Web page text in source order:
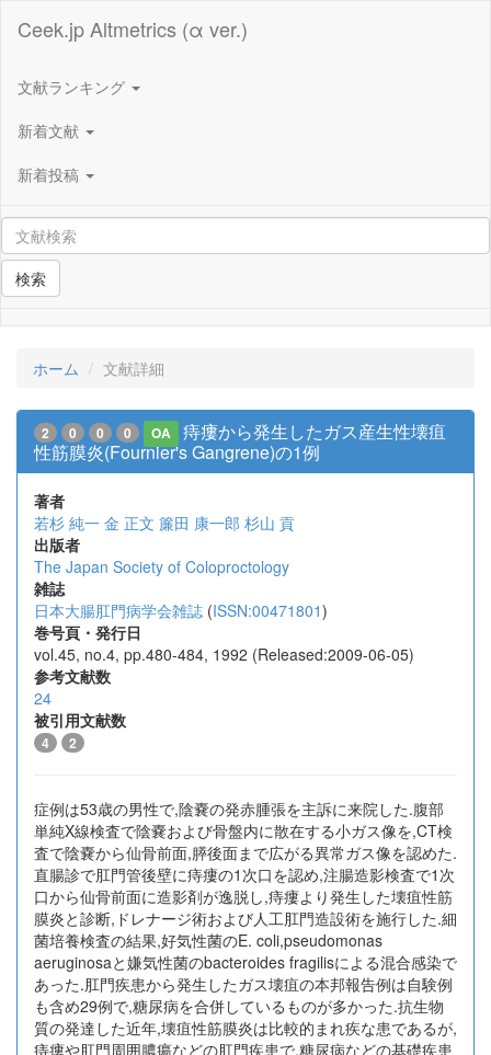
Ceek.jp Altmetrics (α ver.)
文献ランキング
新着文献
新着投稿
検索
ホーム 文献詳細
2 0 0 0 OA
痔瘻から発生したガス産生性壊疽
性筋膜炎(Fournier's Gangrene)の1例
著者
若杉 純一 金 正文 簾田 康一郎 杉山 貢
出版者
The Japan Society of Coloproctology
雑誌
日本大腸肛門病学会雑誌 (ISSN:00471801)
巻号頁・発行日
vol.45, no.4, pp.480-484, 1992 (Released:2009-06-05)
参考文献数
24
被引用文献数
4 2
症例は53歳の男性で,陰嚢の発赤腫張を主訴に来院した.腹部
単純X線検査で陰嚢および骨盤内に散在する小ガス像を,CT検
査で陰嚢から仙骨前面,膵後面まで広がる異常ガス像を認めた.
直腸診で肛門管後壁に痔瘻の1次口を認め,注腸造影検査で1次
口から仙骨前面に造影剤が逸脱し,痔瘻より発生した壊疽性筋
膜炎と診断,ドレナージ術および人工肛門造設術を施行した.細
菌培養検査の結果,好気性菌のE. coli,pseudomonas
aeruginosaと嫌気性菌のbacteroides fragilisによる混合感染で
あった.肛門疾患から発生したガス壊疽の本邦報告例は自験例
も含め29例で,糖尿病を合併しているものが多かった.抗生物
質の発達した近年,壊疽性筋膜炎は比較的まれ疾な患であるが,
痔瘻や肛門周囲膿瘍などの肛門疾患で,糖尿病などの基礎疾患